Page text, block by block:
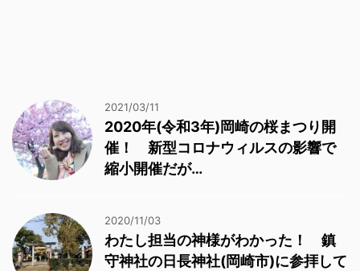
2021/03/11
2020年(令和3年)岡崎の桜まつり開
催！ 新型コロナウィルスの影響で
縮小開催だが…
2020/11/03
わたし担当の神様がわかった！ 鎮
守神社の日長神社(岡崎市)に参拝して